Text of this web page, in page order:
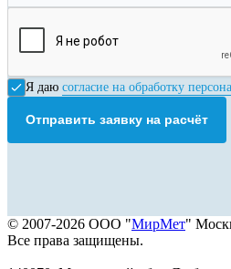
Я даю согласие на обработку
Отправить заявку на расчёт
© 2007-2026 ООО "МирМет"
Все права защищены.